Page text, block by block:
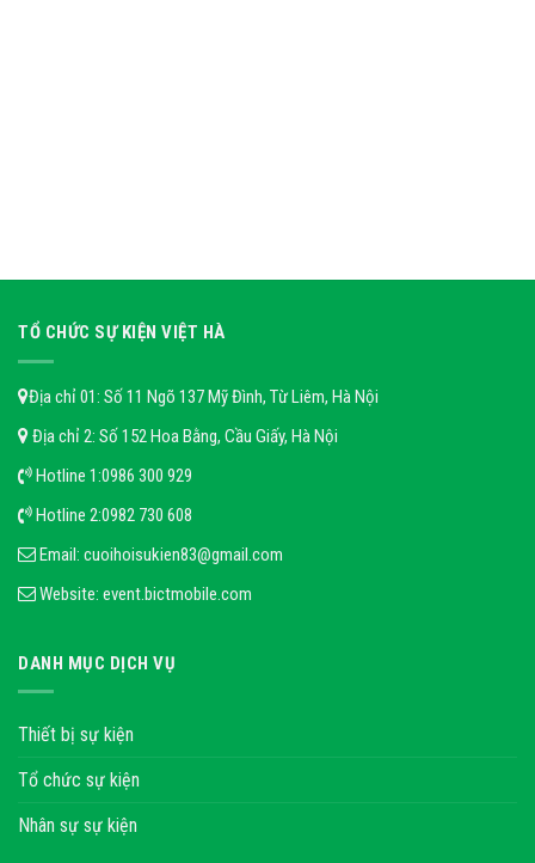
TỔ CHỨC SỰ KIỆN VIỆT HÀ
Địa chỉ 01: Số 11 Ngõ 137 Mỹ Đình, Từ Liêm, Hà Nội
Địa chỉ 2: Số 152 Hoa Bằng, Cầu Giấy, Hà Nội
Hotline 1:0986 300 929
Hotline 2:0982 730 608
Email: cuoihoisukien83@gmail.com
Website: event.bictmobile.com
DANH MỤC DỊCH VỤ
Thiết bị sự kiện
Tổ chức sự kiện
Nhân sự sự kiện